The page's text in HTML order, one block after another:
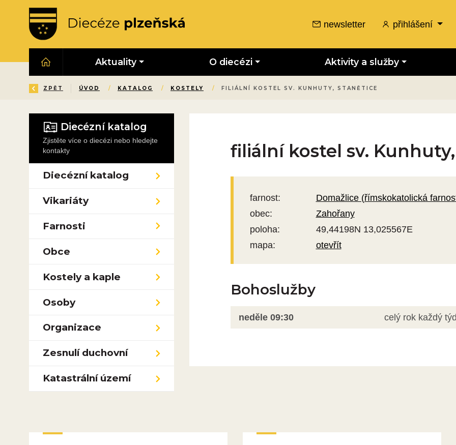
newsletter přihlášení
Aktuality O diecézi Aktivity a služby
ZPĚT ÚVOD / KATALOG / KOSTELY / FILIÁLNÍ KOSTEL SV. KUNHUTY, STANĚTICE
Diecézní katalog
Zjistěte více o diecézi nebo hledejte
kontakty
Diecézní katalog
Vikariáty
Farnosti
Obce
Kostely a kaple
Osoby
Organizace
Zesnulí duchovní
Katastrální území
filiální kostel sv.
farnost:
Domažlice (římskokatolická
obec:
Zahořany
poloha:
49,44198N 13,025567E
mapa:
otevřít
Bohoslužby
neděle 09:30 celý rok každý